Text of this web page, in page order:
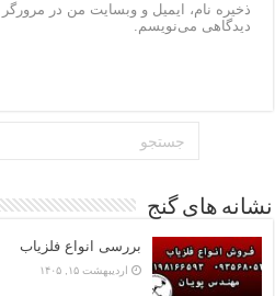
ذخیره نام، ایمیل و وبسایت من در مرورگر
دیدگاهی می‌نویسم.
نشانه های گنج
بررسی انواع فلزیاب
اردیبهشت ۱۵, ۱۴۰۵